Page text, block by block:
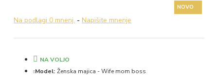
NOVO
Na podlagi 0 mnenj. - Napišite mnenje
NA VOLJO
Model: Ženska majica - Wife mom boss